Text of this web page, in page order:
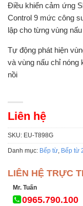
Điều khiển cảm ứng
Control 9 mức công
lập cho từng vùng nấu
Tự động phát hiện
và vùng nấu chỉ nóng
nồi
Liên hệ
SKU: EU-T898G
Danh mục: Bếp từ, Bếp từ
LIÊN HỆ TRỰC
Mr. Tuấn
0965.790.100